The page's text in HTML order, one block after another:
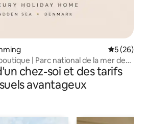
5 (26)
| Parc national de la mer des
chez-soi et des tarifs
avantageux